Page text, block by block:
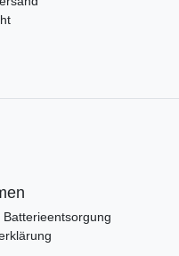
Batterieentsorgung